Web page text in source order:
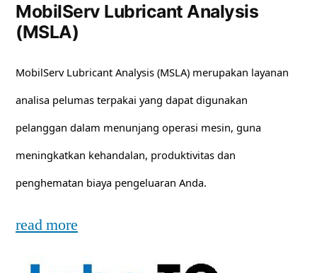
MobilServ Lubricant Analysis
(MSLA)
MobilServ Lubricant Analysis (MSLA) merupakan layanan
analisa pelumas terpakai yang dapat digunakan
pelanggan dalam menunjang operasi mesin, guna
meningkatkan kehandalan, produktivitas dan
penghematan biaya pengeluaran Anda.
read more